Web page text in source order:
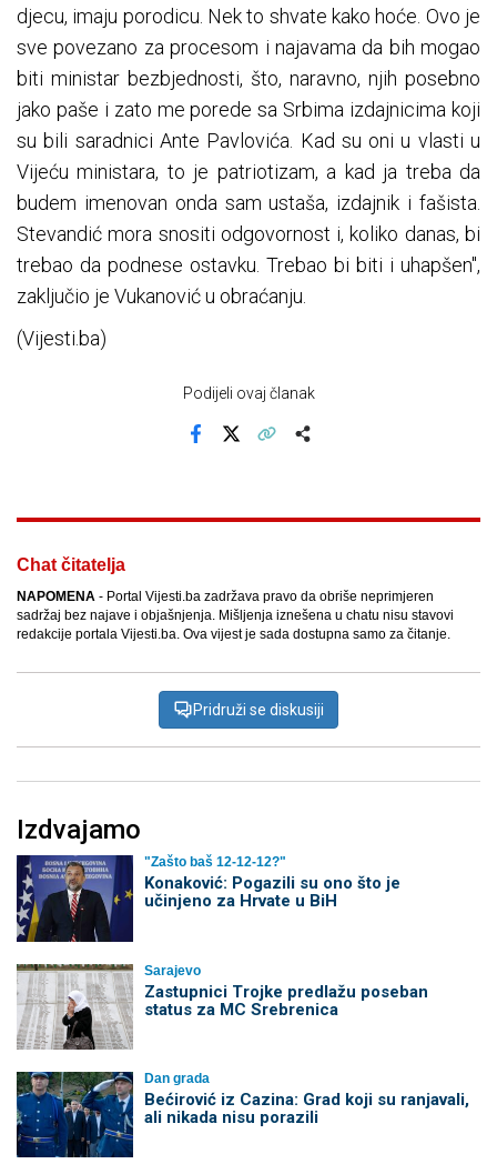
djecu, imaju porodicu. Nek to shvate kako hoće. Ovo je
sve povezano za procesom i najavama da bih mogao
biti ministar bezbjednosti, što, naravno, njih posebno
jako paše i zato me porede sa Srbima izdajnicima koji
su bili saradnici Ante Pavlovića. Kad su oni u vlasti u
Vijeću ministara, to je patriotizam, a kad ja treba da
budem imenovan onda sam ustaša, izdajnik i fašista.
Stevandić mora snositi odgovornost i, koliko danas, bi
trebao da podnese ostavku. Trebao bi biti i uhapšen",
zaključio je Vukanović u obraćanju.
(Vijesti.ba)
Podijeli ovaj članak
Chat čitatelja
NAPOMENA - Portal Vijesti.ba zadržava pravo da obriše neprimjeren
sadržaj bez najave i objašnjenja. Mišljenja iznešena u chatu nisu stavovi
redakcije portala Vijesti.ba. Ova vijest je sada dostupna samo za čitanje.
Pridruži se diskusiji
Izdvajamo
"Zašto baš 12-12-12?"
Konaković: Pogazili su ono što je
učinjeno za Hrvate u BiH
Sarajevo
Zastupnici Trojke predlažu poseban
status za MC Srebrenica
Dan grada
Bećirović iz Cazina: Grad koji su ranjavali,
ali nikada nisu porazili